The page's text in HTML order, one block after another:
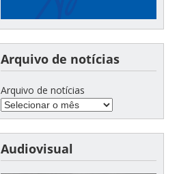
Arquivo de notícias
Arquivo de notícias
Audiovisual